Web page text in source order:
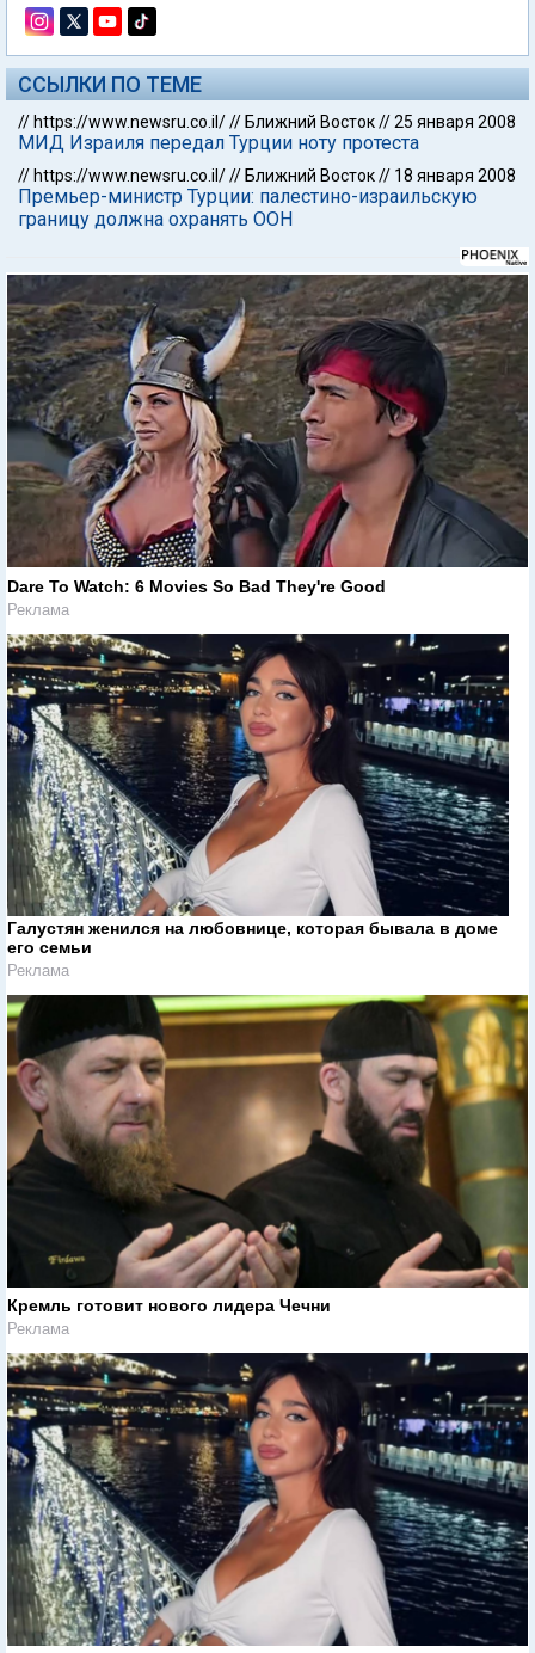
ССЫЛКИ ПО ТЕМЕ
// https://www.newsru.co.il/// Ближний Восток//25 января 2008
МИД Израиля передал Турции ноту протеста
// https://www.newsru.co.il/// Ближний Восток// 18 января 2008
Премьер-министр Турции: палестино-израильскую
границу должна охранять ООН
Dare To Watch: 6 Movies So Bad They're Good
Реклама
Галустян женился на любовнице, которая бывала в доме
его семьи
Реклама
Кремль готовит нового лидера Чечни
Реклама